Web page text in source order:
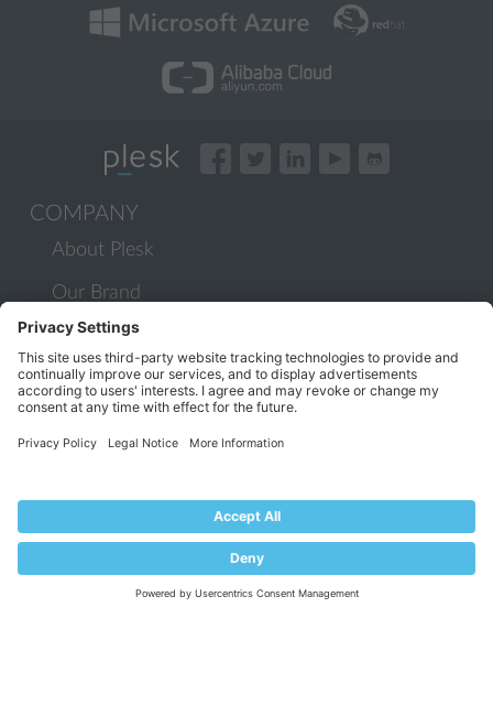
COMPANY
About Plesk
Our Brand
EULA
Terms of Use
PRODUCT